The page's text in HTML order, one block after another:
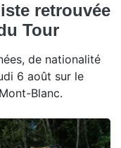
retrouvée
Tour
de nationalité
6 août sur le
Blanc.